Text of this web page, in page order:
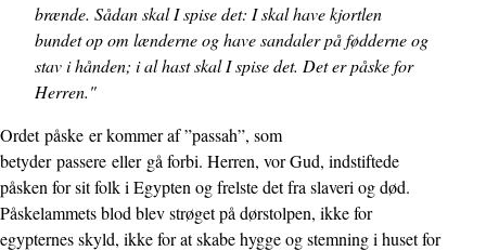
brænde. Sådan skal I spise det: I skal have kjortlen
bundet op om lænderne og have sandaler på fødderne og
stav i hånden; i al hast skal I spise det. Det er påske for
Herren."
Ordet påske er kommer af ”passah”, som
betyder passere eller gå forbi. Herren, vor Gud, indstiftede
påsken for sit folk i Egypten og frelste det fra slaveri og død.
Påskelammets blod blev strøget på dørstolpen, ikke for
egypternes skyld, ikke for at skabe hygge og stemning i huset for